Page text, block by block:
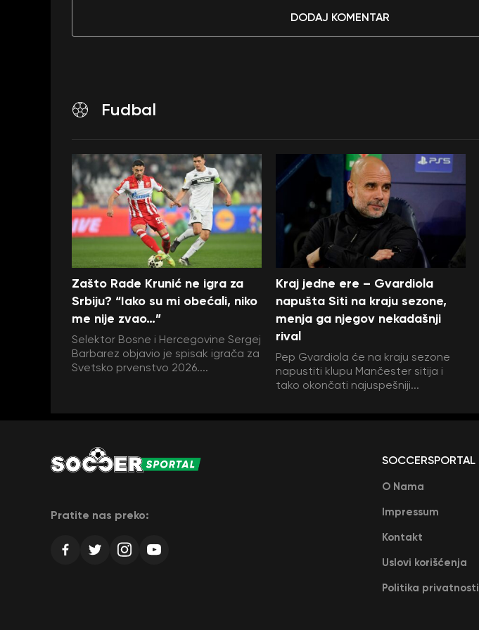
DODAJ KOMENTAR
Fudbal
Zašto Rade Krunić ne igra za
Srbiju? “Iako su mi obećali, niko
me nije zvao…”
Selektor Bosne i Hercegovine Sergej
Barbarez objavio je spisak igrača za
Svetsko prvenstvo 2026....
Kraj jedne ere – Gvardiola
napušta Siti na kraju sezone,
menja ga njegov nekadašnji
rival
Pep Gvardiola će na kraju sezone
napustiti klupu Mančester sitija i
tako okončati najuspešniji...
Pratite nas preko:
SOCCERSPORTAL
O Nama
Impressum
Kontakt
Uslovi korišćenja
Politika privatnosti